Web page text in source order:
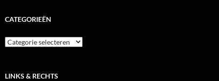
CATEGORIEËN
Categorieën
LINKS & RECHTS